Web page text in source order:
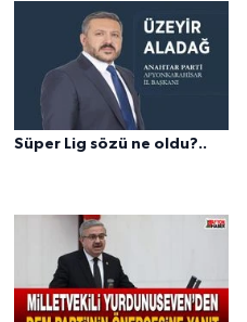
Süper Lig sözü ne oldu?..